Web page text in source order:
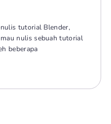
tutorial Blender,
nulis sebuah tutorial
beberapa